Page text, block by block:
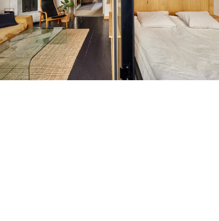
Les Trouvailles Déco Du Jour
Loft
Maison Appartement Écologique
Maison Container/container House
Maison D'hôtes
Maison Et Appartement Vintage
On Décode La Déco
Petite Surface
Piscine Question De Style
Revue De Week End
Tiny House